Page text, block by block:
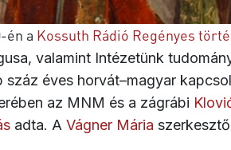
én a Kossuth Rádió Regényes
valamint Intézetünk
száz éves horvát–magyar
az MNM és a zágrábi
adta. A Vágner Mária